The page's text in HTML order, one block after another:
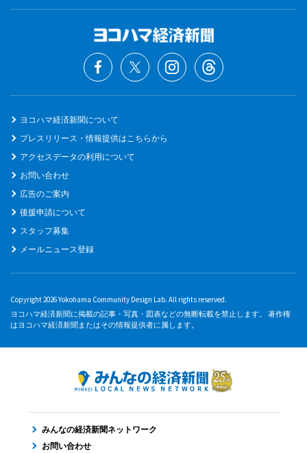
ヨコハマ経済新聞について
プレスリリース・情報提供はこちらから
アクセスデータの利用について
お問い合わせ
広告のご案内
後援申請について
スタッフ募集
メールニュース登録
Copyright 2026 Yokohama Community Design Lab. All rights reserved.
ヨコハマ経済新聞に掲載の記事・写真・図表などの無断転載を禁止します。 著作権
はヨコハマ経済新聞またはその情報提供者に属します。
みんなの経済新聞ネットワーク
お問い合わせ